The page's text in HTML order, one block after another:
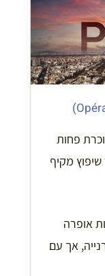
משנת 1714 שמוכרת פחות
מקיף
כאן כ-6-7 הפקות אופרה
אך עם